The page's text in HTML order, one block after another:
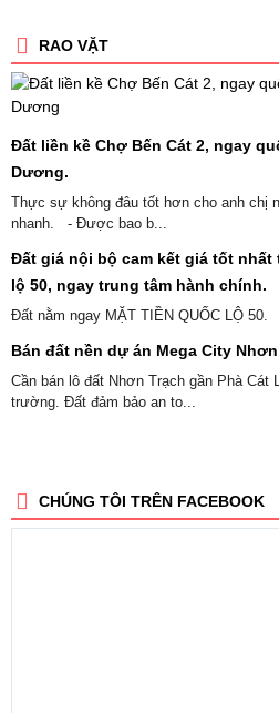
RAO VẶT
Đất liền kề Chợ Bến Cát 2, ngay
Dương.
Thực sự không đâu tốt hơn cho anh chị
nhanh. - Được bao b...
Đất giá nội bộ cam kết giá tốt
lộ 50, ngay trung tâm hành chính.
Đất nằm ngay MẶT TIỀN QUỐC LỘ 50.
Bán đất nền dự án Mega City
Cần bán lô đất Nhơn Trạch gần Phà
trường. Đất đảm bảo an to...
CHÚNG TÔI TRÊN FACEBOOK